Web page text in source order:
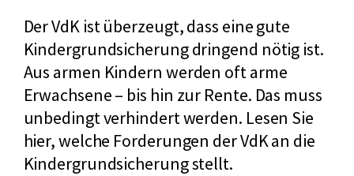
Der VdK ist überzeugt, dass eine gute
Kindergrundsicherung dringend nötig ist.
Aus armen Kindern werden oft arme
Erwachsene – bis hin zur Rente. Das muss
unbedingt verhindert werden. Lesen Sie
hier, welche Forderungen der VdK an die
Kindergrundsicherung stellt.